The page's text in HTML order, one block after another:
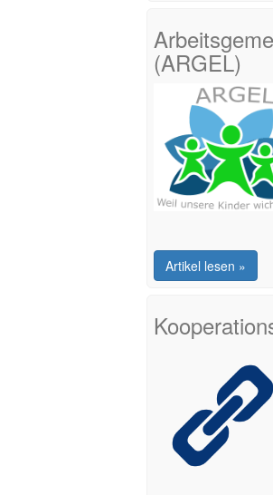
(ARGEL)
Artikel lesen »